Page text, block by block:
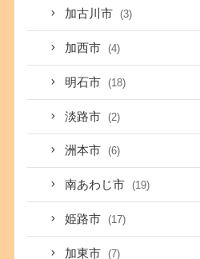
加古川市 (3)
加西市 (4)
明石市 (18)
淡路市 (2)
洲本市 (6)
南あわじ市 (19)
姫路市 (17)
加東市 (7)